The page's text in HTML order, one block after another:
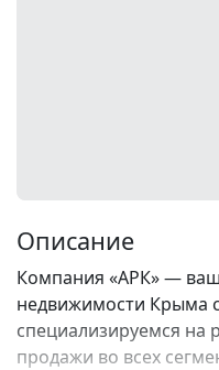
Описание
Компания «АРК» —
недвижимости Крыма
специализируемся на
продажи во всех